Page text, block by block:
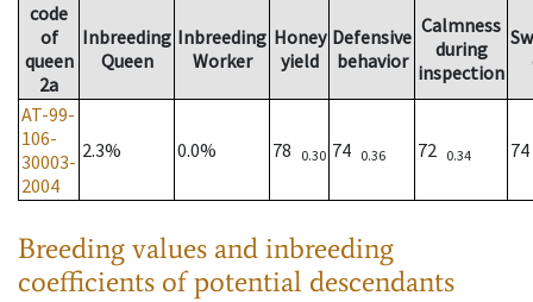
code
of
queen
2a
Inbreeding
Queen
Inbreeding
Worker
Honey
yield
Defensive
behavior
Calmness
during
inspection
AT-99-
106-
30003-
2004
2.3% 0.0% 78 0.30 74 0.36 72 0.34
Breeding values and inbreeding
coefficients of potential descendants